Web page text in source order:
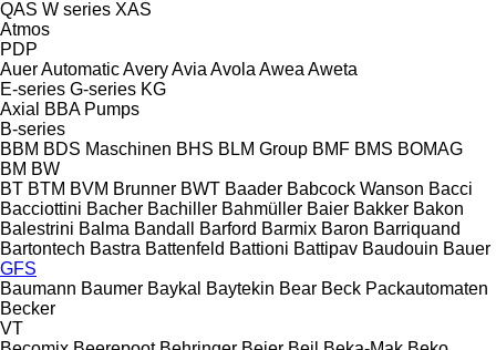
QAS W series XAS
Atmos
PDP
AuerAutomaticAveryAvia Avola Awea Aweta
E-series G-series KG
Axial
BBA Pumps
B-series
BBM BDS Maschinen BHS BLM Group BMF BMS BOMAG
BM BW
BT BTM BVM Brunner BWT Baader Babcock Wanson Bacci
Bacciottini Bacher Bachiller Bahmüller Baier Bakker Bakon
Balestrini Balma Bandall Barford Barmix Baron Barriquand
Bartontech Bastra Battenfeld Battioni Battipav Baudouin Bauer
GFS
Baumann Baumer Baykal Baytekin Bear Beck Packautomaten
Becker
VT